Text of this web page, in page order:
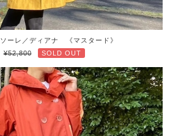
ーレ／ディアナ 《マスタード》
¥52,800
SOLD OUT